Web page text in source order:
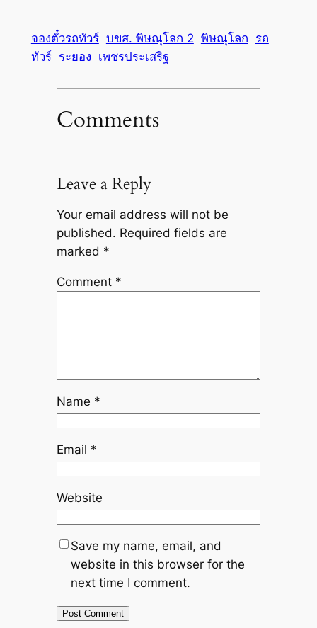
จองตั๋วรถทัวร์ บขส. พิษณุโลก 2 พิษณุโลก รถ
ทัวร์ ระยอง เพชรประเสริฐ
Comments
Leave a Reply
Your email address will not be
published. Required fields are
marked *
Comment *
Name *
Email *
Website
Save my name, email, and
website in this browser for the
next time I comment.